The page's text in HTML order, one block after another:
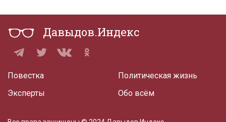
Давыдов.Индекс
Повестка
Эксперты
Политическая жизнь
Обо всём